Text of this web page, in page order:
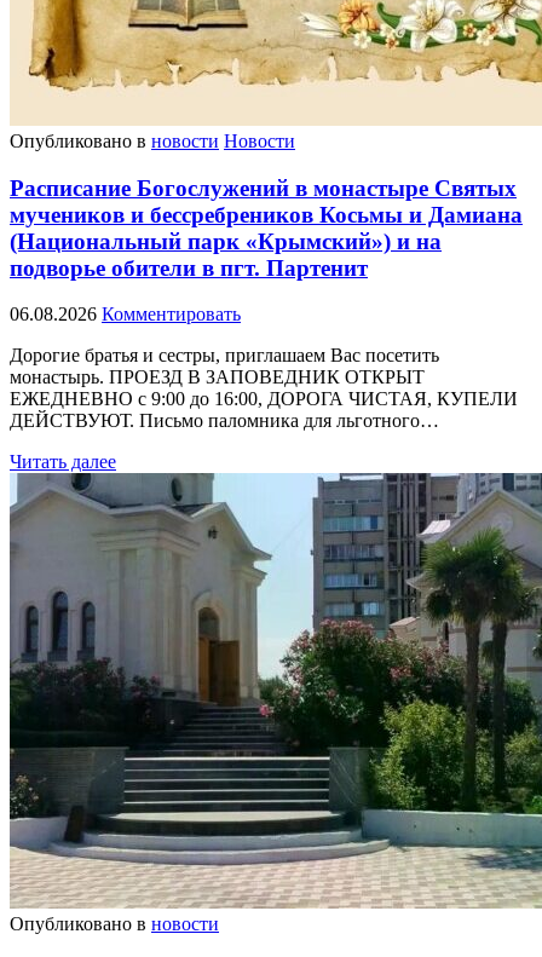
Опубликовано в новости Новости
Расписание Богослужений в монастыре Святых
мучеников и бессребреников Косьмы и Дамиана
(Национальный парк «Крымский») и на
подворье обители в пгт. Партенит
06.08.2026 Комментировать
Дорогие братья и сестры, приглашаем Вас посетить
монастырь. ПРОЕЗД В ЗАПОВЕДНИК ОТКРЫТ
ЕЖЕДНЕВНО с 9:00 до 16:00, ДОРОГА ЧИСТАЯ, КУПЕЛИ
ДЕЙСТВУЮТ. Письмо паломника для льготного…
Читать далее
Опубликовано в новости